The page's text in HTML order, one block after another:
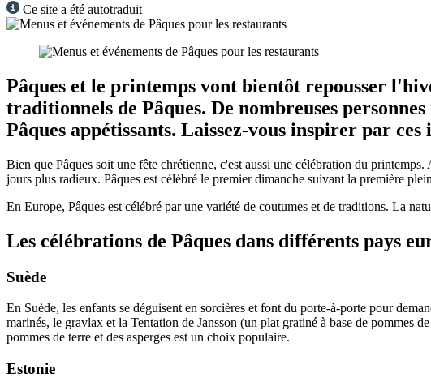
Ce site a été autotraduit
Pâques et le printemps vont bientôt repousser
traditionnels de Pâques. De nombreuses
Pâques appétissants. Laissez-vous inspirer par
Bien que Pâques soit une fête chrétienne, c'est aussi une célébration du
jours plus radieux. Pâques est célébré le premier dimanche suivant la première
En Europe, Pâques est célébré par une variété de coutumes et de traditions. La
Les célébrations de Pâques dans différents pays
Suède
En Suède, les enfants se déguisent en sorcières et font du porte-à-porte pour
marinés, le gravlax et la Tentation de Jansson (un plat gratiné à base de pommes
pommes de terre et des asperges est un choix populaire.
Estonie